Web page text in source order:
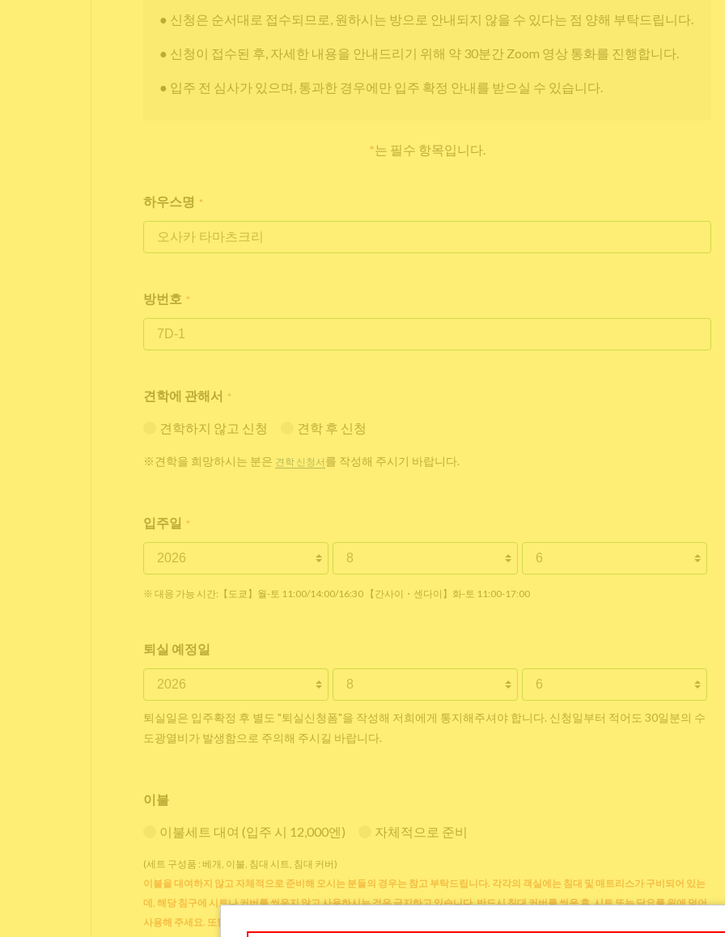
● 신청은 순서대로 접수되므로, 원하시는 방으로 안내되지 않을 수 있다는 점 양해 부탁드립니다.
● 신청이 접수된 후, 자세한 내용을 안내드리기 위해 약 30분간 Zoom 영상 통화를 진행합니다.
● 입주 전 심사가 있으며, 통과한 경우에만 입주 확정 안내를 받으실 수 있습니다.
*는 필수 항목입니다.
하우스명 *
방번호 *
견학에 관해서 *
견학하지 않고 신청 견학 후 신청
※견학을 희망하시는 분은 견학 신청서 를 작성해 주시기 바랍니다.
입주일 *
※ 대응 가능 시간:【도쿄】월-토 11:00/14:00/16:30 【간사이・센다이】화-토 11:00-17:00
퇴실 예정일
퇴실일은 입주확정 후 별도 "퇴실신청폼"을 작성해 저희에게 통지해주셔야 합니다. 신청일부터 적어도 30일분의 수
도광열비가 발생함으로 주의해 주시길 바랍니다.
이불
이불세트 대여 (입주 시 12,000엔) 자체적으로 준비
(세트 구성품 : 베개, 이불, 침대 시트, 침대 커버)
이불을 대여하지 않고 자체적으로 준비해 오시는 분들의 경우는 참고 부탁드립니다. 각각의 객실에는 침대 및 매트리스가 구비되어 있는
데, 해당 침구에 시트나 커버를 씌우지 않고 사용하시는 것은 금지하고 있습니다. 반드시 침대 커버를 씌운 후, 시트 또는 담요를 위에 덮어
사용해 주세요. 또한 주무시는 동안 덮을 베개, 이불도 직접 준비하여 주십시오.